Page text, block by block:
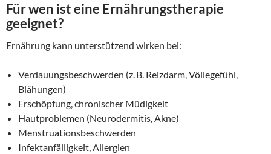
Für wen ist eine Ernährungstherapie
geeignet?
Ernährung kann unterstützend wirken bei:
Verdauungsbeschwerden (z. B. Reizdarm, Völlegefühl,
Blähungen)
Erschöpfung, chronischer Müdigkeit
Hautproblemen (Neurodermitis, Akne)
Menstruationsbeschwerden
Infektanfälligkeit, Allergien